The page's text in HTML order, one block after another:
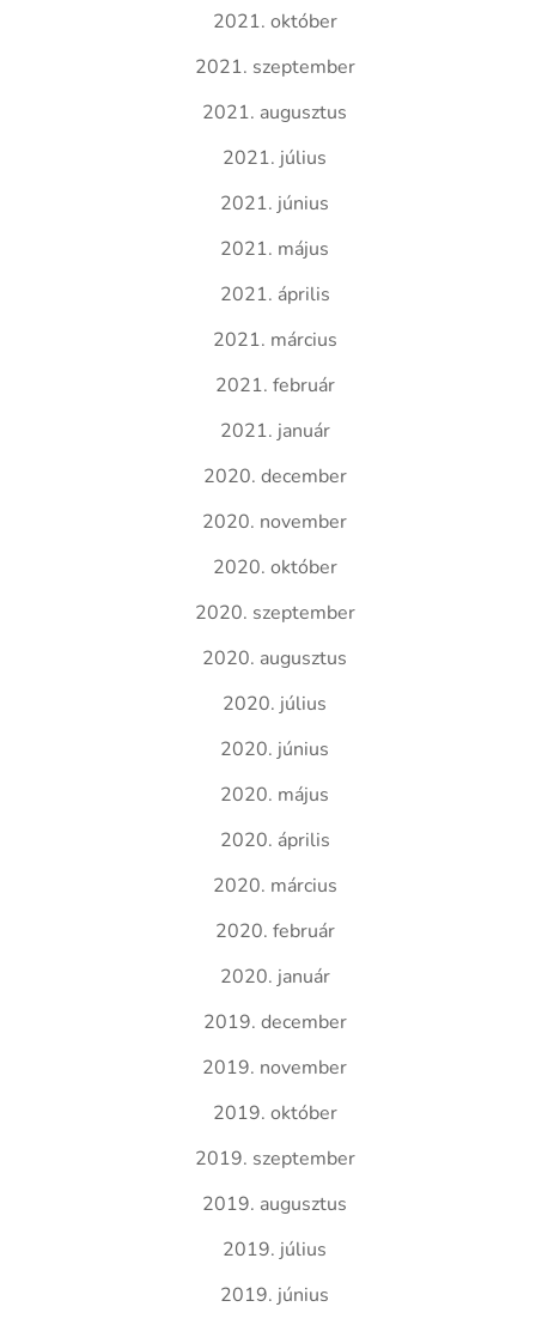
2021. október
2021. szeptember
2021. augusztus
2021. július
2021. június
2021. május
2021. április
2021. március
2021. február
2021. január
2020. december
2020. november
2020. október
2020. szeptember
2020. augusztus
2020. július
2020. június
2020. május
2020. április
2020. március
2020. február
2020. január
2019. december
2019. november
2019. október
2019. szeptember
2019. augusztus
2019. július
2019. június